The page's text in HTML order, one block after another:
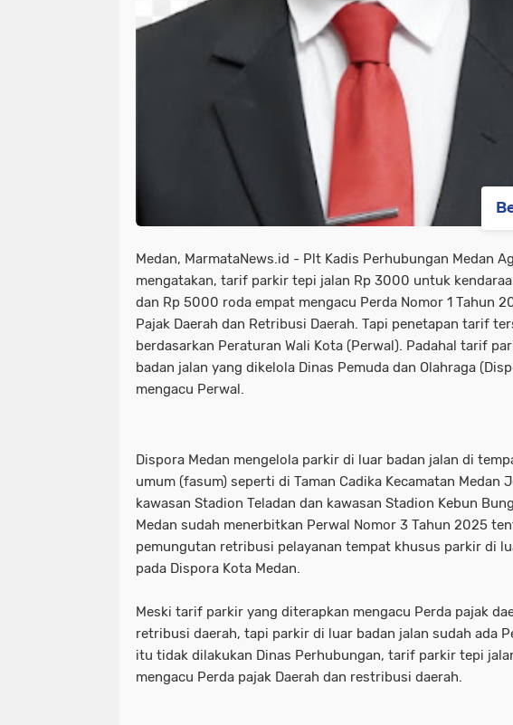
Medan, MarmataNews.id - Plt Kadis Perhubungan Medan
mengatakan, tarif parkir tepi jalan Rp 3000 untuk
dan Rp 5000 roda empat mengacu Perda Nomor 1 Tahun
Pajak Daerah dan Retribusi Daerah. Tapi penetapan tarif
berdasarkan Peraturan Wali Kota (Perwal). Padahal tarif
badan jalan yang dikelola Dinas Pemuda dan Olahraga
mengacu Perwal.
Dispora Medan mengelola parkir di luar badan jalan di
umum (fasum) seperti di Taman Cadika Kecamatan Medan
kawasan Stadion Teladan dan kawasan Stadion Kebun
Medan sudah menerbitkan Perwal Nomor 3 Tahun 2025
pemungutan retribusi pelayanan tempat khusus parkir di
pada Dispora Kota Medan.
Meski tarif parkir yang diterapkan mengacu Perda pajak
retribusi daerah, tapi parkir di luar badan jalan sudah ada
itu tidak dilakukan Dinas Perhubungan, tarif parkir tepi
mengacu Perda pajak Daerah dan restribusi daerah.